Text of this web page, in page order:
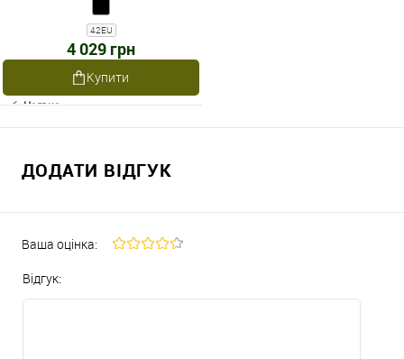
42EU
4 029 грн
Купити
Наявне
ДОДАТИ ВІДГУК
Ваша оцінка:
Відгук: